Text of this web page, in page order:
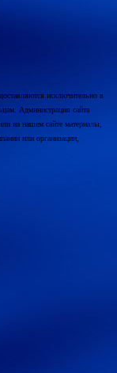
исключительно в
Администрация сайта
на нашем сайте материалы,
или организации,